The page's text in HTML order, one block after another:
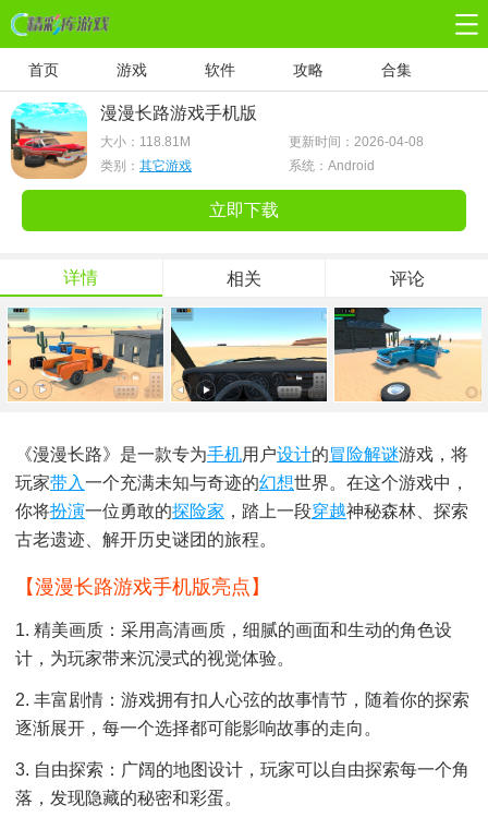
首页 游戏 软件 攻略 合集
漫漫长路游戏手机版
大小： 118.81M
更新时间：2026-04-08
类别： 其它游戏 系统：Android
立即下载
详情 相关 评论
《漫漫长路》是一款专为手机用户设计的冒险解谜游戏，将
玩家带入一个充满未知与奇迹的幻想世界。在这个游戏中，
你将扮演一位勇敢的探险家 ，踏上一段穿越神秘森林、探索
古老遗迹、解开历史谜团的旅程。
【漫漫长路游戏手机版亮点】
1. 精美画质：采用高清画质，细腻的画面和生动的角色设
计，为玩家带来沉浸式的视觉体验。
2. 丰富剧情：游戏拥有扣人心弦的故事情节，随着你的探索
逐渐展开，每一个选择都可能影响故事的走向。
3. 自由探索：广阔的地图设计，玩家可以自由探索每一个角
落，发现隐藏的秘密和彩蛋。